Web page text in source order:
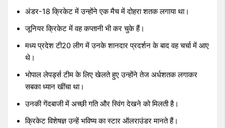
अंडर-18 क्रिकेट में उन्होंने एक मैच में दोहरा शतक लगाया था।
जूनियर क्रिकेट में वह कप्तानी भी कर चुके हैं।
मध्य प्रदेश टी20 लीग में उनके शानदार प्रदर्शन के बाद वह चर्चा में आए
थे।
भोपाल लेपर्ड्स टीम के लिए खेलते हुए उन्होंने तेज अर्धशतक लगाकर
सबका ध्यान खींचा था।
उनकी गेंदबाजी में अच्छी गति और स्विंग देखने को मिलती है।
क्रिकेट विशेषज्ञ उन्हें भविष्य का स्टार ऑलराउंडर मानते हैं।